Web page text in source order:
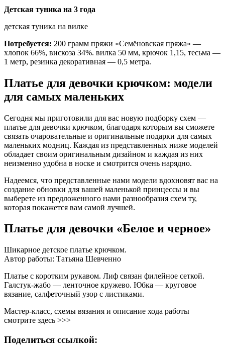
Детская туника на 3 года
детская туника на вилке
Потребуется: 200 грамм пряжи «Cемёновская пряжа» —
хлопок 66%, вискоза 34%. вилка 50 мм, крючок 1,15, тесьма —
1 метр, резинка декоративная — 0,5 метра.
Платье для девочки крючком: модели
для самых маленьких
Сегодня мы приготовили для вас новую подборку схем —
платье для девочки крючком, благодаря которым вы сможете
связать очаровательные и оригинальные подарки для самых
маленьких модниц. Каждая из представленных ниже моделей
обладает своим оригинальным дизайном и каждая из них
неизменно удобна в носке и смотрится очень нарядно.
Надеемся, что представленные нами модели вдохновят вас на
создание обновки для вашей маленькой принцессы и вы
выберете из предложенного нами разнообразия схем ту,
которая покажется вам самой лучшей.
Платье для девочки «Белое и черное»
Шикарное детское платье крючком.
Автор работы: Татьяна Шевченно
Платье с коротким рукавом. Лиф связан филейное сеткой.
Галстук-жабо — ленточное кружево. Юбка — круговое
вязание, салфеточный узор с листиками.
Мастер-класс, схемы вязания и описание хода работы
смотрите здесь >>>
Поделиться ссылкой: